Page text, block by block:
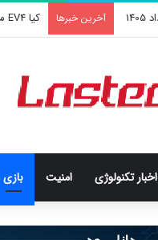
آخرین خبرها کیا EV4 معرفی شد؛ خودرو الکتریکی عجیب و جذاب کره‌ای‌ها
اخبار تکنولوژی امنيت بازی